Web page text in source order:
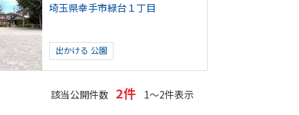
埼玉県幸手市緑台１丁目
出かける 公園
該当公開件数 2件 1～2件表示